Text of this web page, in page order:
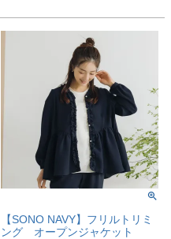
【SONO NAVY】フリルトリミ
ング オープンジャケット